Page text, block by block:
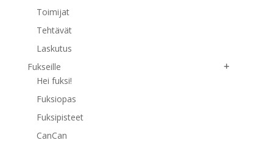
Toimijat
Tehtävät
Laskutus
Fukseille
Hei fuksi!
Fuksiopas
Fuksipisteet
CanCan